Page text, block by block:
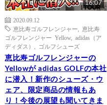
16:07
2020.09.12
恵比寿ゴルフレンジャー
恵比寿
ゴルフレンジャー Yellow, adidas（ア
ディダス）
ゴルフシューズ
恵比寿ゴルフレンジャーの
Yellowが adidas GOLFの本社
に潜入！新作のシューズ・ウ
ェア、限定商品の情報もあ
り！今後の展望も聞いてきま